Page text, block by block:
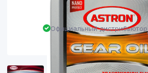
Официальный дистрибьютор